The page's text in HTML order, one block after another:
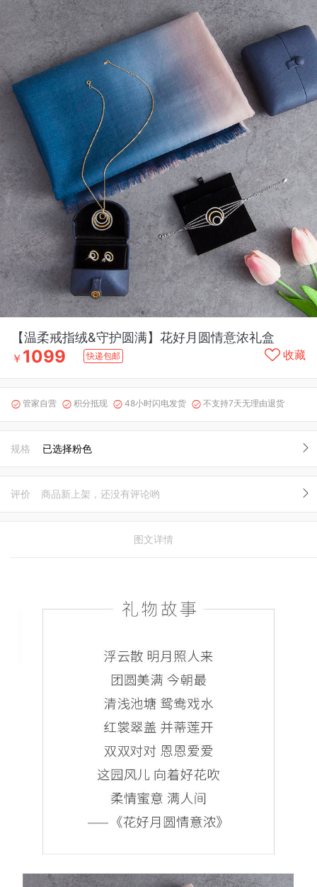
【温柔戒指绒&守护圆满】花好月圆情意浓礼盒
￥ 1099 快递包邮 收藏
 管家自营  积分抵现  48小时闪电发货  不支持7天无理由退货
规格 已选择粉色
评价 商品新上架，还没有评论哟
图文详情